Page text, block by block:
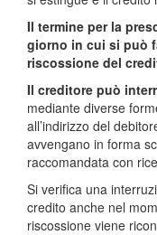
Il termine per la
giorno in cui si può
riscossione del
Il creditore può
mediante diverse
all’indirizzo del
avvengano in forma
raccomandata con
Si verifica una
credito anche nel
riscossione viene